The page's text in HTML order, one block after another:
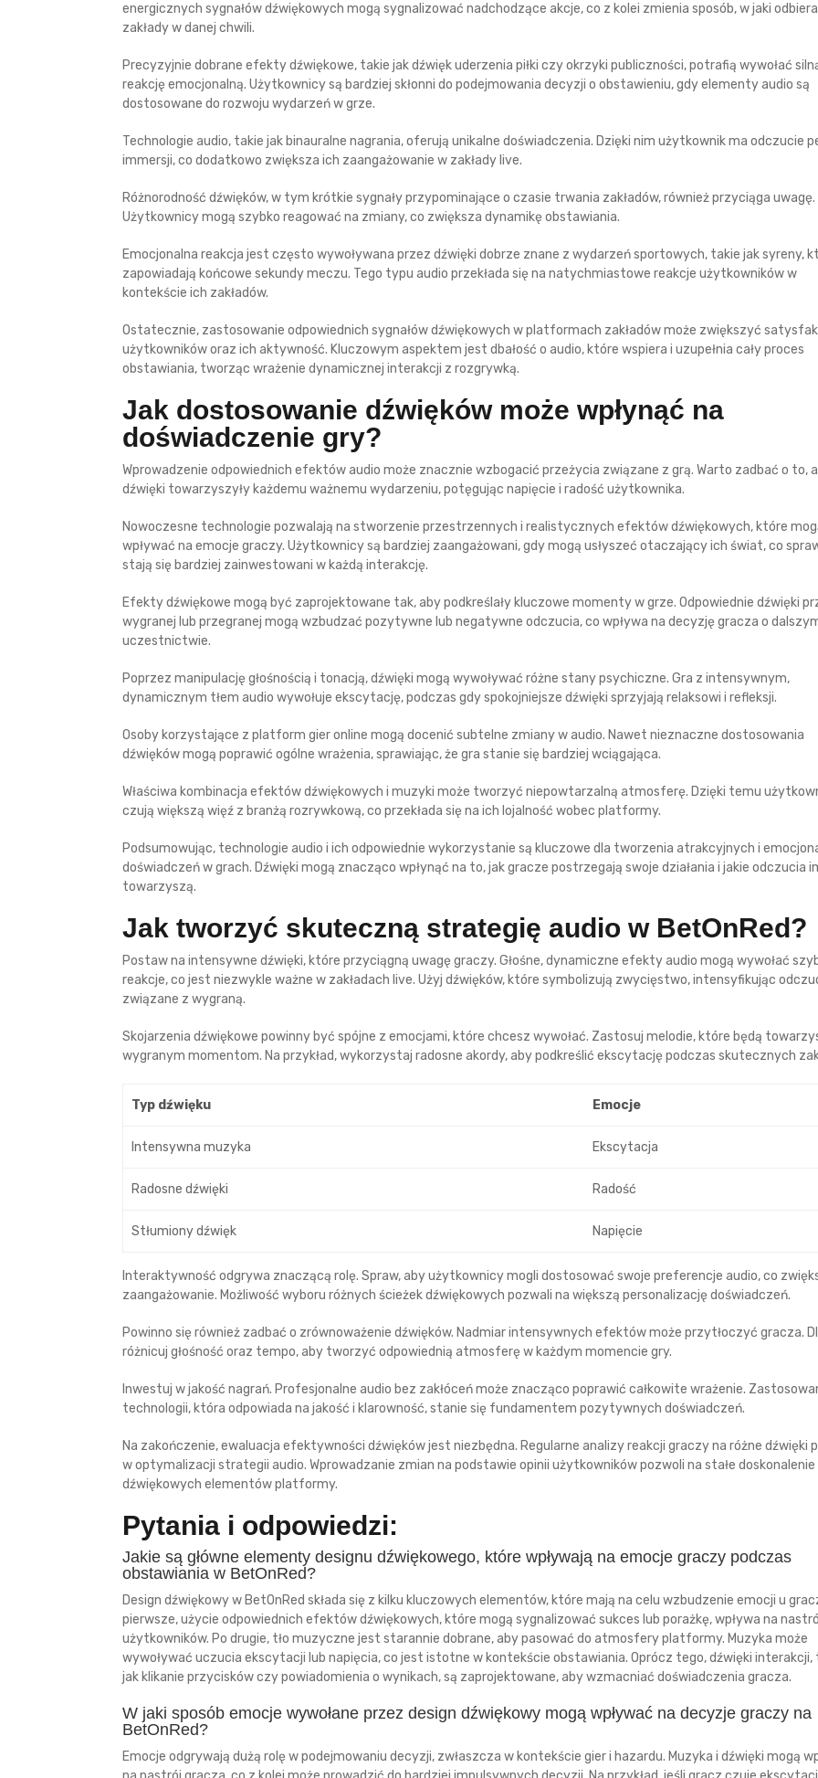
energicznych sygnałów dźwiękowych mogą sygnalizować nadchodzące akcje, co z kolei zmienia sposób, w jaki
zakłady w danej chwili.
Precyzyjnie dobrane efekty dźwiękowe, takie jak dźwięk uderzenia piłki czy okrzyki publiczności, potrafią wywołać
reakcję emocjonalną. Użytkownicy są bardziej skłonni do podejmowania decyzji o obstawieniu, gdy elementy audio są
dostosowane do rozwoju wydarzeń w grze.
Technologie audio, takie jak binauralne nagrania, oferują unikalne doświadczenia. Dzięki nim użytkownik ma odczucie
immersji, co dodatkowo zwiększa ich zaangażowanie w zakłady live.
Różnorodność dźwięków, w tym krótkie sygnały przypominające o czasie trwania zakładów, również przyciąga uwagę.
Użytkownicy mogą szybko reagować na zmiany, co zwiększa dynamikę obstawiania.
Emocjonalna reakcja jest często wywoływana przez dźwięki dobrze znane z wydarzeń sportowych, takie jak syreny,
zapowiadają końcowe sekundy meczu. Tego typu audio przekłada się na natychmiastowe reakcje użytkowników w
kontekście ich zakładów.
Ostatecznie, zastosowanie odpowiednich sygnałów dźwiękowych w platformach zakładów może zwiększyć
użytkowników oraz ich aktywność. Kluczowym aspektem jest dbałość o audio, które wspiera i uzupełnia cały proces
obstawiania, tworząc wrażenie dynamicznej interakcji z rozgrywką.
Jak dostosowanie dźwięków może wpłynąć na
doświadczenie gry?
Wprowadzenie odpowiednich efektów audio może znacznie wzbogacić przeżycia związane z grą. Warto zadbać o to,
dźwięki towarzyszyły każdemu ważnemu wydarzeniu, potęgując napięcie i radość użytkownika.
Nowoczesne technologie pozwalają na stworzenie przestrzennych i realistycznych efektów dźwiękowych, które
wpływać na emocje graczy. Użytkownicy są bardziej zaangażowani, gdy mogą usłyszeć otaczający ich świat, co
stają się bardziej zainwestowani w każdą interakcję.
Efekty dźwiękowe mogą być zaprojektowane tak, aby podkreślały kluczowe momenty w grze. Odpowiednie dźwięki
wygranej lub przegranej mogą wzbudzać pozytywne lub negatywne odczucia, co wpływa na decyzję gracza o
uczestnictwie.
Poprzez manipulację głośnością i tonacją, dźwięki mogą wywoływać różne stany psychiczne. Gra z intensywnym,
dynamicznym tłem audio wywołuje ekscytację, podczas gdy spokojniejsze dźwięki sprzyjają relaksowi i refleksji.
Osoby korzystające z platform gier online mogą docenić subtelne zmiany w audio. Nawet nieznaczne dostosowania
dźwięków mogą poprawić ogólne wrażenia, sprawiając, że gra stanie się bardziej wciągająca.
Właściwa kombinacja efektów dźwiękowych i muzyki może tworzyć niepowtarzalną atmosferę. Dzięki temu
czują większą więź z branżą rozrywkową, co przekłada się na ich lojalność wobec platformy.
Podsumowując, technologie audio i ich odpowiednie wykorzystanie są kluczowe dla tworzenia atrakcyjnych i
doświadczeń w grach. Dźwięki mogą znacząco wpłynąć na to, jak gracze postrzegają swoje działania i jakie odczucia
towarzyszą.
Jak tworzyć skuteczną strategię audio w BetOnRed?
Postaw na intensywne dźwięki, które przyciągną uwagę graczy. Głośne, dynamiczne efekty audio mogą wywołać
reakcje, co jest niezwykle ważne w zakładach live. Użyj dźwięków, które symbolizują zwycięstwo, intensyfikując
związane z wygraną.
Skojarzenia dźwiękowe powinny być spójne z emocjami, które chcesz wywołać. Zastosuj melodie, które będą
wygranym momentom. Na przykład, wykorzystaj radosne akordy, aby podkreślić ekscytację podczas skutecznych
Typ dźwięku Emocje
Intensywna muzyka Ekscytacja
Radosne dźwięki Radość
Stłumiony dźwięk Napięcie
Interaktywność odgrywa znaczącą rolę. Spraw, aby użytkownicy mogli dostosować swoje preferencje audio, co
zaangażowanie. Możliwość wyboru różnych ścieżek dźwiękowych pozwali na większą personalizację doświadczeń.
Powinno się również zadbać o zrównoważenie dźwięków. Nadmiar intensywnych efektów może przytłoczyć gracza.
różnicuj głośność oraz tempo, aby tworzyć odpowiednią atmosferę w każdym momencie gry.
Inwestuj w jakość nagrań. Profesjonalne audio bez zakłóceń może znacząco poprawić całkowite wrażenie.
technologii, która odpowiada na jakość i klarowność, stanie się fundamentem pozytywnych doświadczeń.
Na zakończenie, ewaluacja efektywności dźwięków jest niezbędna. Regularne analizy reakcji graczy na różne dźwięki
w optymalizacji strategii audio. Wprowadzanie zmian na podstawie opinii użytkowników pozwoli na stałe doskonalenie
dźwiękowych elementów platformy.
Pytania i odpowiedzi:
Jakie są główne elementy designu dźwiękowego, które wpływają na emocje graczy podczas
obstawiania w BetOnRed?
Design dźwiękowy w BetOnRed składa się z kilku kluczowych elementów, które mają na celu wzbudzenie emocji u
pierwsze, użycie odpowiednich efektów dźwiękowych, które mogą sygnalizować sukces lub porażkę, wpływa na
użytkowników. Po drugie, tło muzyczne jest starannie dobrane, aby pasować do atmosfery platformy. Muzyka może
wywoływać uczucia ekscytacji lub napięcia, co jest istotne w kontekście obstawiania. Oprócz tego, dźwięki interakcji,
jak klikanie przycisków czy powiadomienia o wynikach, są zaprojektowane, aby wzmacniać doświadczenia gracza.
W jaki sposób emocje wywołane przez design dźwiękowy mogą wpływać na decyzje graczy na
BetOnRed?
Emocje odgrywają dużą rolę w podejmowaniu decyzji, zwłaszcza w kontekście gier i hazardu. Muzyka i dźwięki mogą